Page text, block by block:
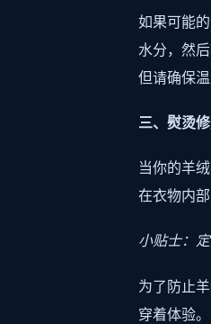
如果可能
水分，然
但请确保温
三、熨烫
当你的羊
在衣物内
小贴士：
为了防止
穿着体验。